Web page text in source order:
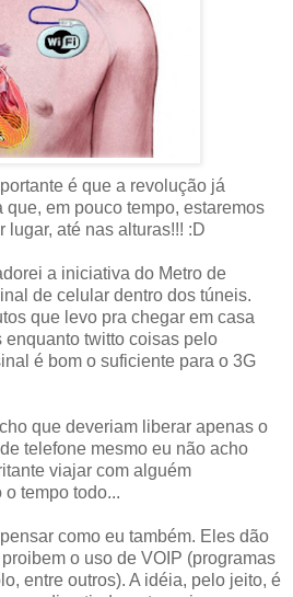
é que a revolução já
em pouco tempo, estaremos
até nas alturas!!! :D
a iniciativa do Metro de
de celular dentro dos túneis.
que levo pra chegar em casa
twitto coisas pelo
é bom o suficiente para o 3G
que deveriam liberar apenas o
telefone mesmo eu não acho
viajar com alguém
tempo todo...
como eu também. Eles dão
o uso de VOIP (programas
entre outros). A idéia, pelo jeito, é